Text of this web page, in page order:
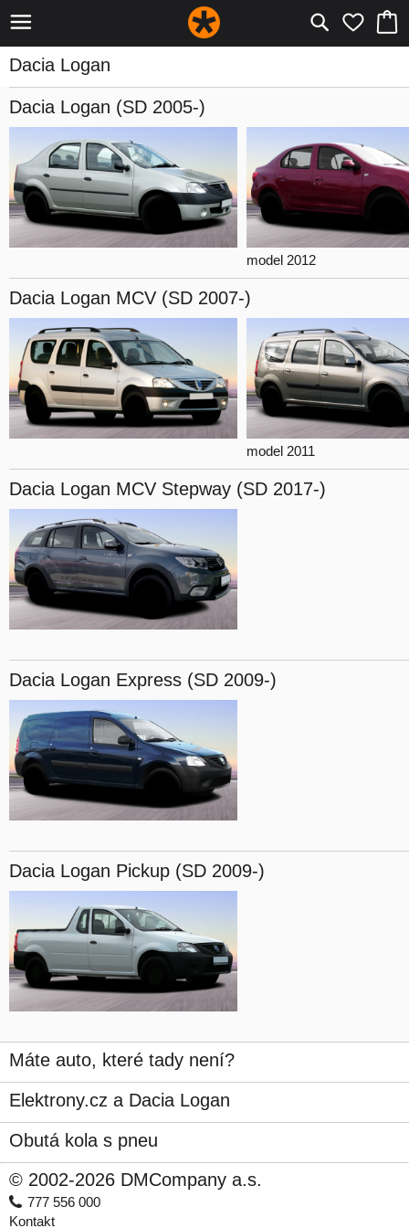
Dacia Logan
Dacia Logan (SD 2005-)
model 2012
Dacia Logan MCV (SD 2007-)
model 2011
Dacia Logan MCV Stepway (SD 2017-)
Dacia Logan Express (SD 2009-)
Dacia Logan Pickup (SD 2009-)
Máte auto, které tady není?
Elektrony.cz a Dacia Logan
Obutá kola s pneu
© 2002-2026 DMCompany a.s.
777 556 000
Kontakt